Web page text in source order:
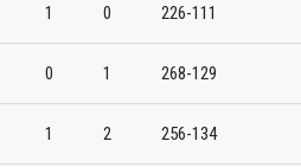
1 0 226-111
0 1 268-129
1 2 256-134